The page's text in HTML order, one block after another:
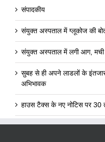
संपादकीय
संयुक्त अस्पताल में ग्लूकोज की
संयुक्त अस्पताल में लगी आग, मची
सुबह से ही अपने लाडलों के
अभिभावक
हाउस टैक्स के नए नोटिस पर 30